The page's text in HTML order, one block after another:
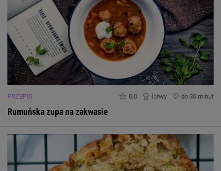
PRZEPIS 0,0 łatwy do 30 minut
Rumuńska zupa na zakwasie